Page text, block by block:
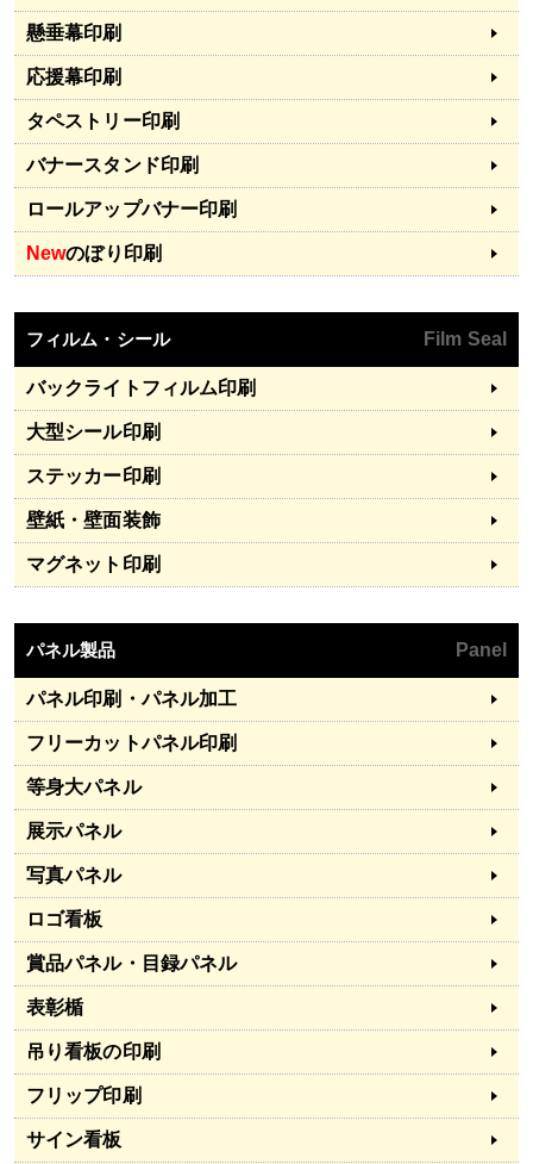
懸垂幕印刷
応援幕印刷
タペストリー印刷
バナースタンド印刷
ロールアップバナー印刷
Newのぼり印刷
フィルム・シール Film Seal
バックライトフィルム印刷
大型シール印刷
ステッカー印刷
壁紙・壁面装飾
マグネット印刷
パネル製品 Panel
パネル印刷・パネル加工
フリーカットパネル印刷
等身大パネル
展示パネル
写真パネル
ロゴ看板
賞品パネル・目録パネル
表彰楯
吊り看板の印刷
フリップ印刷
サイン看板